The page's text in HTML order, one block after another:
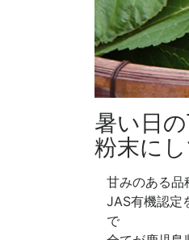
暑い日
粉末に
甘みのある品
JAS有機認定
で